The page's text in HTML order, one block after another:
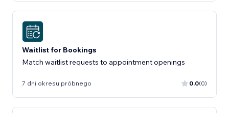
Waitlist for Bookings
Match waitlist requests to appointment openings
7 dni okresu próbnego 0.0(0)